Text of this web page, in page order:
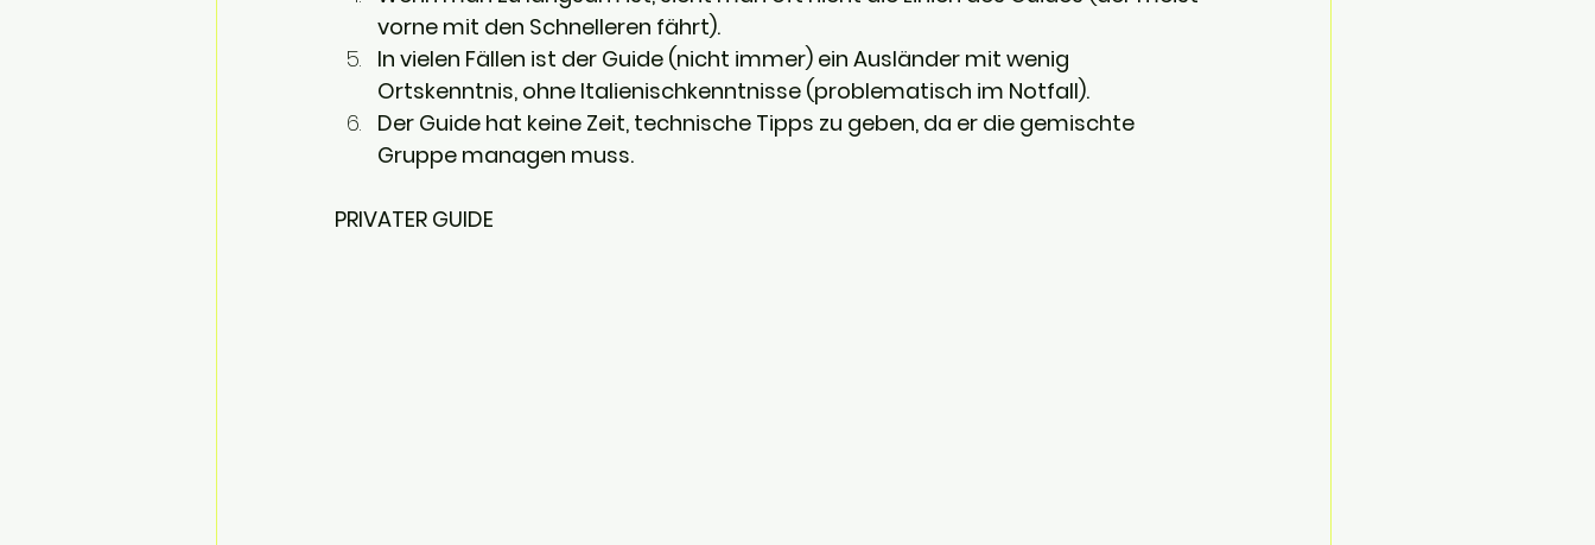
vorne mit den Schnelleren fährt).
In vielen Fällen ist der Guide (nicht immer) ein Ausländer mit wenig
Ortskenntnis, ohne Italienischkenntnisse (problematisch im Notfall).
Der Guide hat keine Zeit, technische Tipps zu geben, da er die gemischte
Gruppe managen muss.
PRIVATER GUIDE